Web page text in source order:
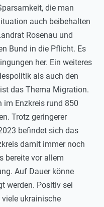
die man
auch beibehalten
Rosenau und
Bund in die Pflicht. Es
her. Ein weiteres
als auch den
das Thema Migration.
im Enzkreis rund 850
Trotz geringerer
befindet sich das
damit immer noch
bereite vor allem
Auf Dauer könne
werden. Positiv sei
ukrainische